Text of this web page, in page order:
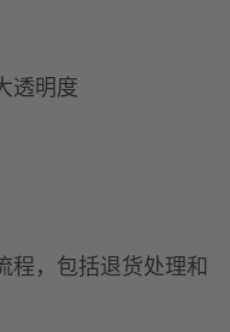
透明度
程，包括退货处理和